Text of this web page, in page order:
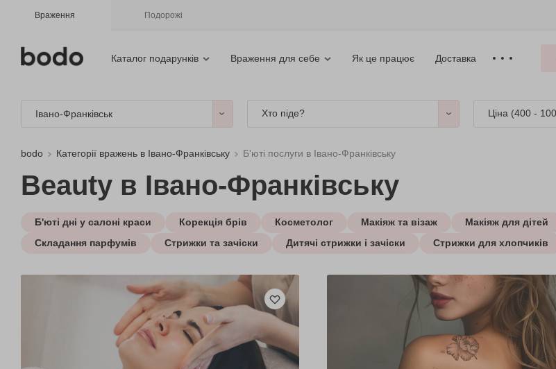
Враження Подорожі
Каталог подарунків Враження для себе Як це працює Доставка
Івано-Франківськ Хто піде? Ціна (400 -
bodo Категорії вражень в Івано-Франківську Б'юті послуги в Івано-Франківську
Beauty в Івано-Франківську
Б'юті дні у салоні краси Корекція брів Косметолог Макіяж та візаж Макіяж для дітей
Складання парфумів
Стрижки та зачіски Дитячі стрижки і зачіски Стрижки для хлопчиків